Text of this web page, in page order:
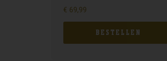
€ 69,99
BESTELLEN